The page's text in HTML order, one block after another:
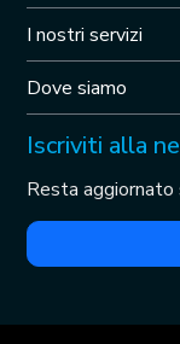
I nostri servizi
Dove siamo
Iscriviti alla
Resta